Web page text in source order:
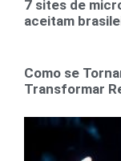
7 sites de
aceitam
Como se
Transformar